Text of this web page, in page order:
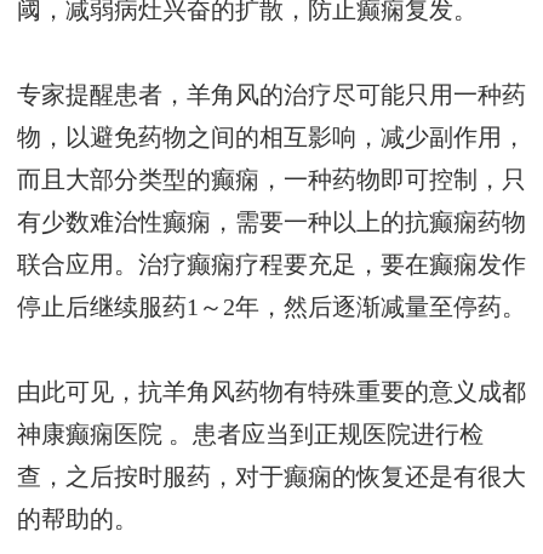
阈，减弱病灶兴奋的扩散，防止癫痫复发。
专家提醒患者，羊角风的治疗尽可能只用一种药
物，以避免药物之间的相互影响，减少副作用，
而且大部分类型的癫痫，一种药物即可控制，只
有少数难治性癫痫，需要一种以上的抗癫痫药物
联合应用。治疗癫痫疗程要充足，要在癫痫发作
停止后继续服药1～2年，然后逐渐减量至停药。
由此可见，抗羊角风药物有特殊重要的意义 成都
神康癫痫医院 。患者应当到正规医院进行检
查，之后按时服药，对于癫痫的恢复还是有很大
的帮助的。